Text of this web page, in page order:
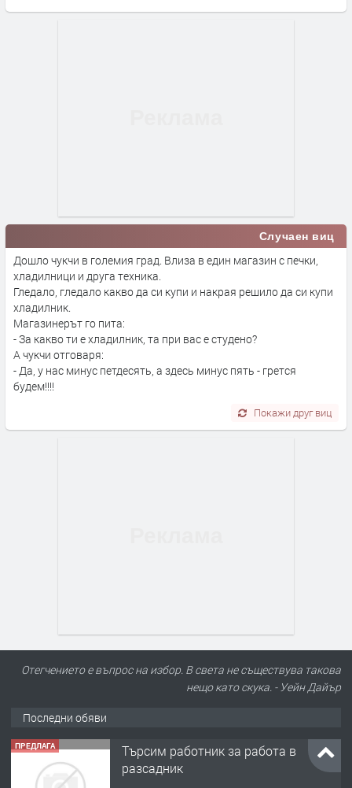
Случаен виц
Дошло чукчи в големия град. Влиза в един магазин с печки,
хладилници и друга техника.
Гледало, гледало какво да си купи и накрая решило да си купи
хладилник.
Магазинерът го пита:
- За какво ти е хладилник, та при вас е студено?
А чукчи отговаря:
- Да, у нас минус петдесять, а здесь минус пять - грется
будем!!!!
Покажи друг виц
Отегчението е въпрос на избор. В света не съществува такова
нещо като скука. - Уейн Дайър
Последни обяви
ПРЕДЛАГА
Търсим работник за работа в
разсадник